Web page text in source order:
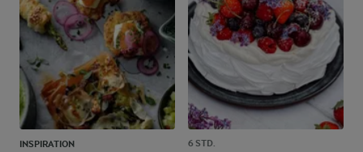
INSPIRATION 6 STD.